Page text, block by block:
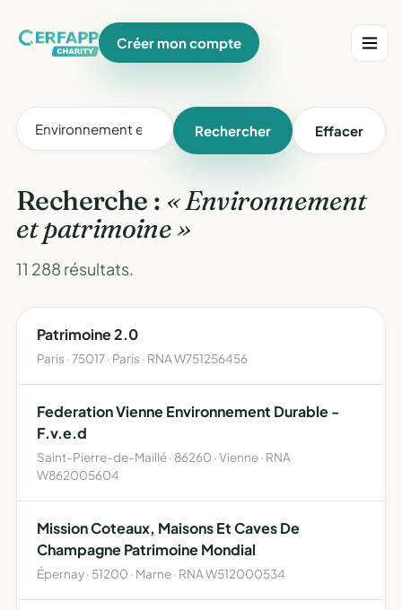
Créer mon compte
Rechercher Effacer
Recherche : « Environnement
et patrimoine »
11 288 résultats.
Patrimoine 2.0
Paris · 75017 · Paris · RNA W751256456
Federation Vienne Environnement Durable -
F.v.e.d
Saint-Pierre-de-Maillé · 86260 · Vienne · RNA
W862005604
Mission Coteaux, Maisons Et Caves De
Champagne Patrimoine Mondial
Épernay · 51200 · Marne · RNA W512000534